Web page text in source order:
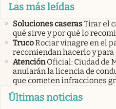
Las más leídas
Soluciones caserasTirar el
qué sirve y por qué lo
TrucoRociar vinagre en el
recomiendan hacerlo y para
Atención Oficial: Ciudad de
anularán la licencia de
que cometen infracciones
Últimas noticias